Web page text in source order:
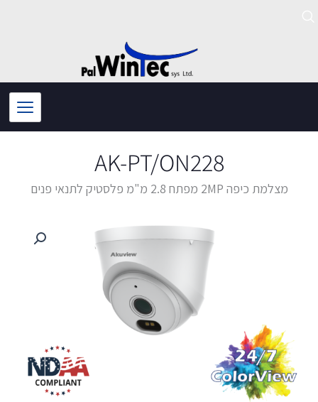
AK-PT/ON228
מצלמת כיפה 2MP מפתח 2.8 מ"מ פלסטיק לתנאי פנים